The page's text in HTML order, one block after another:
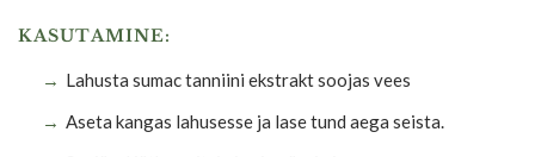
KASUTAMINE:
Lahusta sumac tanniini ekstrakt soojas vees
Aseta kangas lahusesse ja lase tund aega seista.